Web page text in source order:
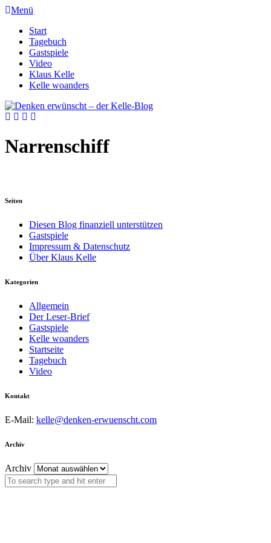
Menü
Start
Tagebuch
Gastspiele
Video
Klaus Kelle
Kelle woanders
Narrenschiff
Seiten
Diesen Blog finanziell unterstützen
Gastspiele
Impressum & Datenschutz
Über Klaus Kelle
Kategorien
Allgemein
Der Leser-Brief
Gastspiele
Kelle woanders
Startseite
Tagebuch
Video
Kontakt
E-Mail: kelle@denken-erwuenscht.com
Archiv
Archiv